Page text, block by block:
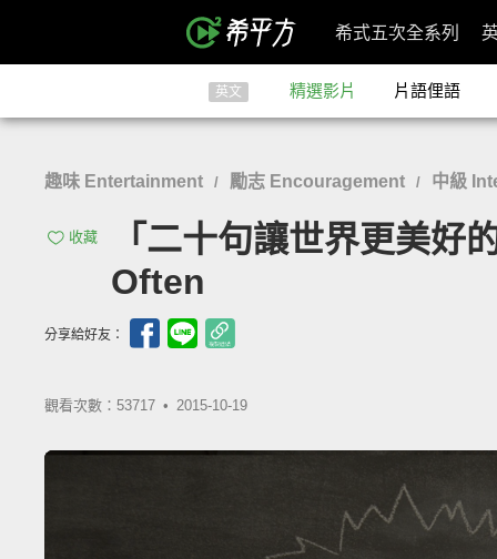
希式五次全系列
英文 精選影片 片語俚語
趣味 Entertainment / 勵志 Encouragement / 中級
收藏
「二十句讓世界更美
Often
分享給好友：
觀看次數：53717 • 2015-10-19